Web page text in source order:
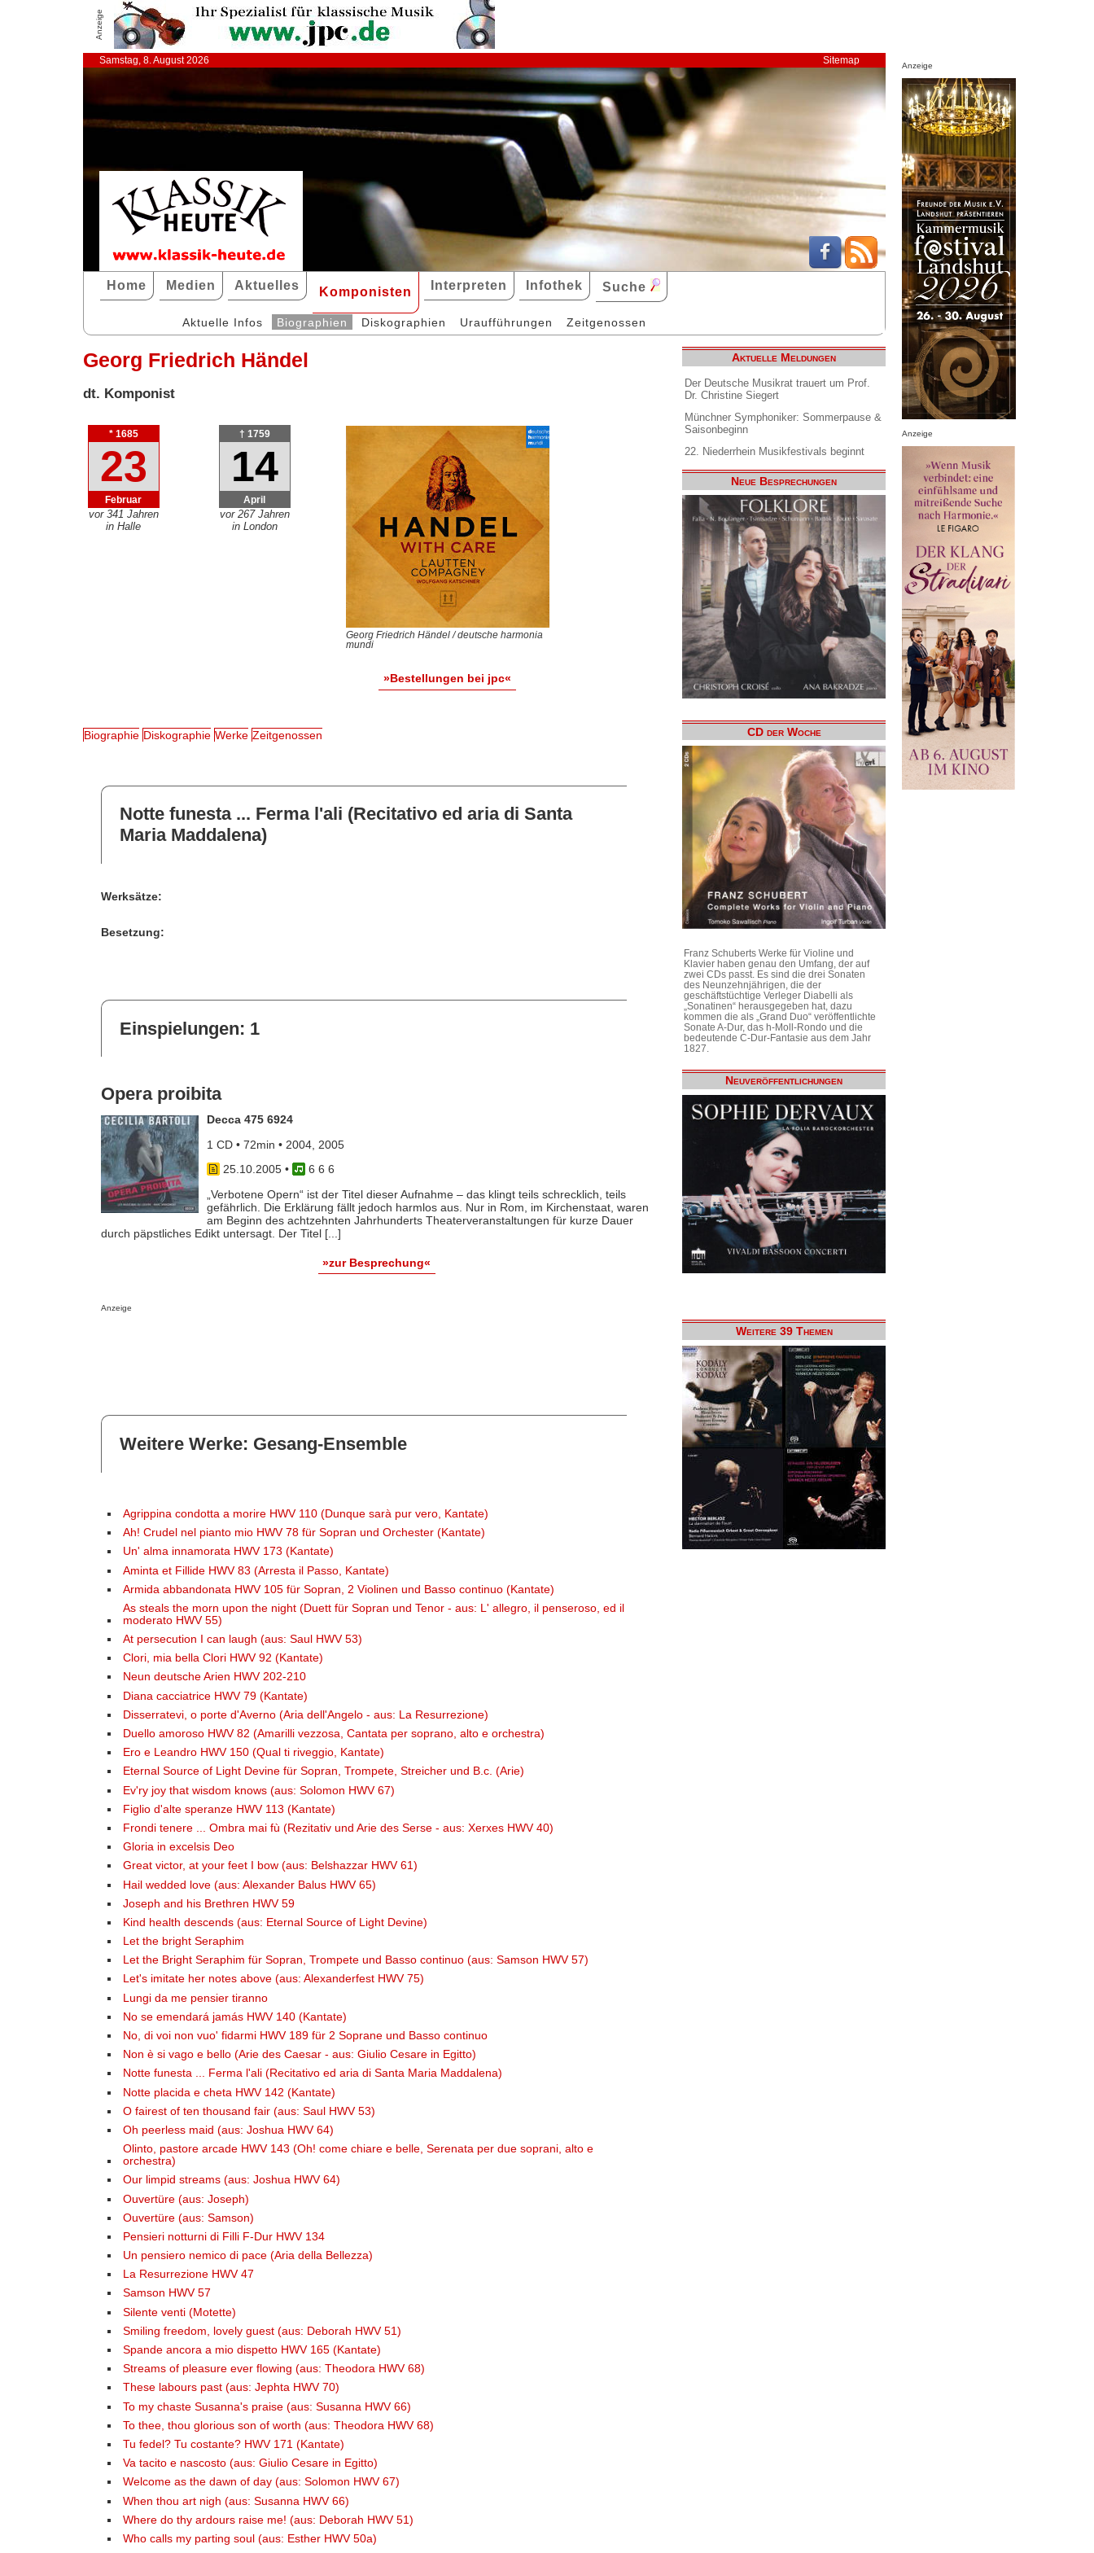
Anzeige
Samstag, 8. August 2026 Sitemap
Home Medien Aktuelles Komponisten Interpreten Infothek Suche
Aktuelle Infos Biographien Diskographien Uraufführungen Zeitgenossen
Georg Friedrich Händel
dt. Komponist
* 1685
23
Februar
vor 341 Jahren
in Halle
† 1759
14
April
vor 267 Jahren
in London
Georg Friedrich Händel / deutsche harmonia
mundi
»Bestellungen bei jpc«
Biographie Diskographie Werke Zeitgenossen
Notte funesta ... Ferma l'ali (Recitativo ed aria di Santa
Maria Maddalena)
Werksätze:
Besetzung:
Einspielungen: 1
Opera proibita
Decca 475 6924
1 CD • 72min • 2004, 2005
25.10.2005•
6 6 6
„Verbotene Opern“ ist der Titel dieser Aufnahme – das klingt teils schrecklich, teils
gefährlich. Die Erklärung fällt jedoch harmlos aus. Nur in Rom, im Kirchenstaat, waren
am Beginn des achtzehnten Jahrhunderts Theaterveranstaltungen für kurze Dauer
durch päpstliches Edikt untersagt. Der Titel [...]
»zur Besprechung«
Anzeige
Weitere Werke: Gesang-Ensemble
Agrippina condotta a morire HWV 110 (Dunque sarà pur vero, Kantate)
Ah! Crudel nel pianto mio HWV 78 für Sopran und Orchester (Kantate)
Un' alma innamorata HWV 173 (Kantate)
Aminta et Fillide HWV 83 (Arresta il Passo, Kantate)
Armida abbandonata HWV 105 für Sopran, 2 Violinen und Basso continuo (Kantate)
As steals the morn upon the night (Duett für Sopran und Tenor - aus: L' allegro, il penseroso, ed il
moderato HWV 55)
At persecution I can laugh (aus: Saul HWV 53)
Clori, mia bella Clori HWV 92 (Kantate)
Neun deutsche Arien HWV 202-210
Diana cacciatrice HWV 79 (Kantate)
Disserratevi, o porte d'Averno (Aria dell'Angelo - aus: La Resurrezione)
Duello amoroso HWV 82 (Amarilli vezzosa, Cantata per soprano, alto e orchestra)
Ero e Leandro HWV 150 (Qual ti riveggio, Kantate)
Eternal Source of Light Devine für Sopran, Trompete, Streicher und B.c. (Arie)
Ev'ry joy that wisdom knows (aus: Solomon HWV 67)
Figlio d'alte speranze HWV 113 (Kantate)
Frondi tenere ... Ombra mai fù (Rezitativ und Arie des Serse - aus: Xerxes HWV 40)
Gloria in excelsis Deo
Great victor, at your feet I bow (aus: Belshazzar HWV 61)
Hail wedded love (aus: Alexander Balus HWV 65)
Joseph and his Brethren HWV 59
Kind health descends (aus: Eternal Source of Light Devine)
Let the bright Seraphim
Let the Bright Seraphim für Sopran, Trompete und Basso continuo (aus: Samson HWV 57)
Let's imitate her notes above (aus: Alexanderfest HWV 75)
Lungi da me pensier tiranno
No se emendará jamás HWV 140 (Kantate)
No, di voi non vuo' fidarmi HWV 189 für 2 Soprane und Basso continuo
Non è si vago e bello (Arie des Caesar - aus: Giulio Cesare in Egitto)
Notte funesta ... Ferma l'ali (Recitativo ed aria di Santa Maria Maddalena)
Notte placida e cheta HWV 142 (Kantate)
O fairest of ten thousand fair (aus: Saul HWV 53)
Oh peerless maid (aus: Joshua HWV 64)
Olinto, pastore arcade HWV 143 (Oh! come chiare e belle, Serenata per due soprani, alto e
orchestra)
Our limpid streams (aus: Joshua HWV 64)
Ouvertüre (aus: Joseph)
Ouvertüre (aus: Samson)
Pensieri notturni di Filli F-Dur HWV 134
Un pensiero nemico di pace (Aria della Bellezza)
La Resurrezione HWV 47
Samson HWV 57
Silente venti (Motette)
Smiling freedom, lovely guest (aus: Deborah HWV 51)
Spande ancora a mio dispetto HWV 165 (Kantate)
Streams of pleasure ever flowing (aus: Theodora HWV 68)
These labours past (aus: Jephta HWV 70)
To my chaste Susanna's praise (aus: Susanna HWV 66)
To thee, thou glorious son of worth (aus: Theodora HWV 68)
Tu fedel? Tu costante? HWV 171 (Kantate)
Va tacito e nascosto (aus: Giulio Cesare in Egitto)
Welcome as the dawn of day (aus: Solomon HWV 67)
When thou art nigh (aus: Susanna HWV 66)
Where do thy ardours raise me! (aus: Deborah HWV 51)
Who calls my parting soul (aus: Esther HWV 50a)
Aktuelle Meldungen
Der Deutsche Musikrat trauert um Prof.
Dr. Christine Siegert
Münchner Symphoniker: Sommerpause &
Saisonbeginn
22. Niederrhein Musikfestivals beginnt
Neue Besprechungen
CD der Woche
Franz Schuberts Werke für Violine und
Klavier haben genau den Umfang, der auf
zwei CDs passt. Es sind die drei Sonaten
des Neunzehnjährigen, die der
geschäftstüchtige Verleger Diabelli als
„Sonatinen“ herausgegeben hat, dazu
kommen die als „Grand Duo“ veröffentlichte
Sonate A-Dur, das h-Moll-Rondo und die
bedeutende C-Dur-Fantasie aus dem Jahr
1827.
Neuveröffentlichungen
Weitere 39 Themen
Anzeige
Anzeige